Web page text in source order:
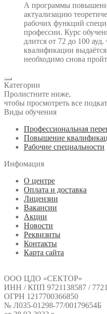
А программы
актуализацию
рабочих функций
профессии. Курс
длится от 72 до 100
квалификации выдаётся
необходимо снова
Категории
Пролистните ниже,
чтобы просмотреть все
Виды обучения
Профессиональная
Повышение
Рабочие специальности
Инфомация
О центре
Оплата и доставка
Лицензии
Вакансии
Акции
Новости
Реквизиты
Контакты
Карта сайта
ООО ЦДО «СЕКТОР»
ИНН / КПП 9721138587 /
ОГРН 1217700366850
№ Л035-01298-77/00179654Б